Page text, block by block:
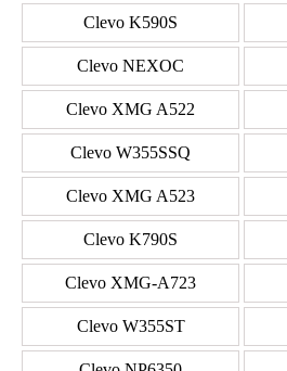
Clevo K590S
Clevo NEXOC
Clevo XMG A522
Clevo W355SSQ
Clevo XMG A523
Clevo K790S
Clevo XMG-A723
Clevo W355ST